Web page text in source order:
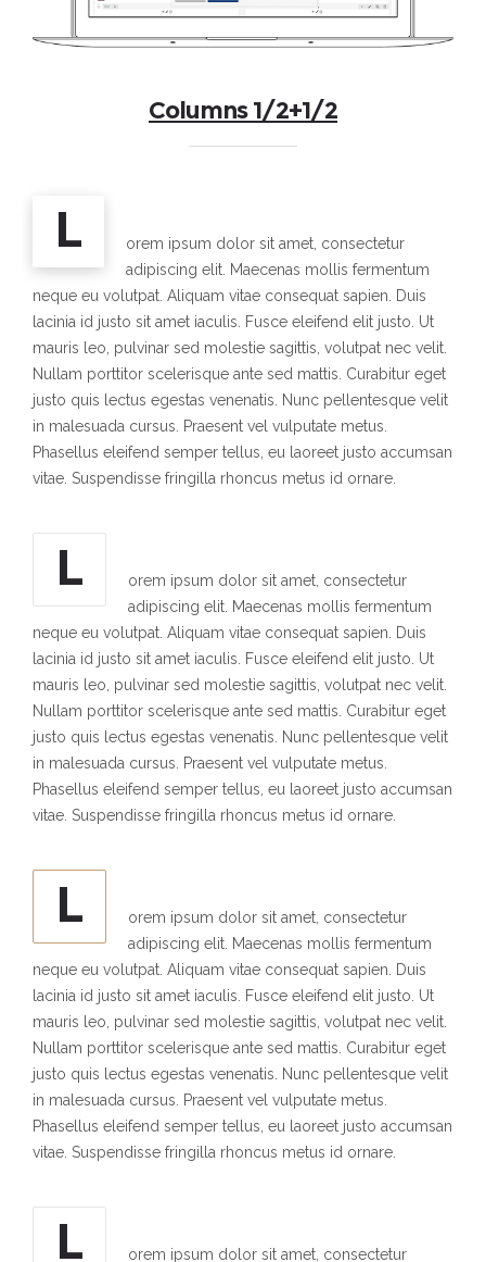
Columns 1/2+1/2
L
orem ipsum dolor sit amet, consectetur
adipiscing elit. Maecenas mollis fermentum
neque eu volutpat. Aliquam vitae consequat sapien. Duis
lacinia id justo sit amet iaculis. Fusce eleifend elit justo. Ut
mauris leo, pulvinar sed molestie sagittis, volutpat nec velit.
Nullam porttitor scelerisque ante sed mattis. Curabitur eget
justo quis lectus egestas venenatis. Nunc pellentesque velit
in malesuada cursus. Praesent vel vulputate metus.
Phasellus eleifend semper tellus, eu laoreet justo accumsan
vitae. Suspendisse fringilla rhoncus metus id ornare.
L
orem ipsum dolor sit amet, consectetur
adipiscing elit. Maecenas mollis fermentum
neque eu volutpat. Aliquam vitae consequat sapien. Duis
lacinia id justo sit amet iaculis. Fusce eleifend elit justo. Ut
mauris leo, pulvinar sed molestie sagittis, volutpat nec velit.
Nullam porttitor scelerisque ante sed mattis. Curabitur eget
justo quis lectus egestas venenatis. Nunc pellentesque velit
in malesuada cursus. Praesent vel vulputate metus.
Phasellus eleifend semper tellus, eu laoreet justo accumsan
vitae. Suspendisse fringilla rhoncus metus id ornare.
L
orem ipsum dolor sit amet, consectetur
adipiscing elit. Maecenas mollis fermentum
neque eu volutpat. Aliquam vitae consequat sapien. Duis
lacinia id justo sit amet iaculis. Fusce eleifend elit justo. Ut
mauris leo, pulvinar sed molestie sagittis, volutpat nec velit.
Nullam porttitor scelerisque ante sed mattis. Curabitur eget
justo quis lectus egestas venenatis. Nunc pellentesque velit
in malesuada cursus. Praesent vel vulputate metus.
Phasellus eleifend semper tellus, eu laoreet justo accumsan
vitae. Suspendisse fringilla rhoncus metus id ornare.
L orem ipsum dolor sit amet, consectetur